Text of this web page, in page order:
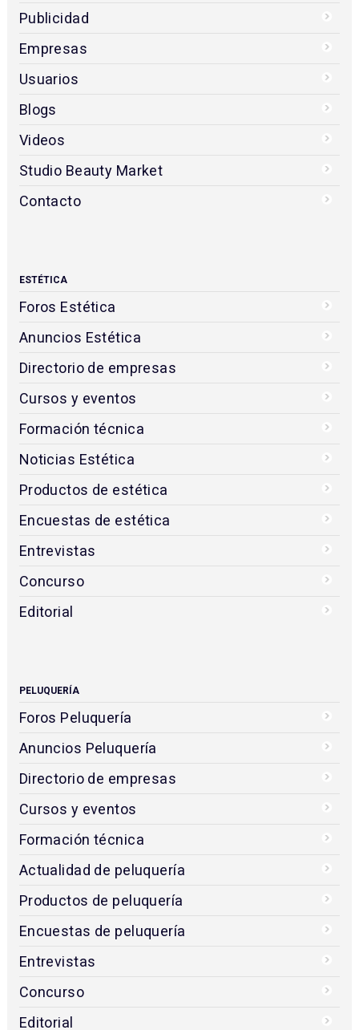
Publicidad
Empresas
Usuarios
Blogs
Videos
Studio Beauty Market
Contacto
ESTÉTICA
Foros Estética
Anuncios Estética
Directorio de empresas
Cursos y eventos
Formación técnica
Noticias Estética
Productos de estética
Encuestas de estética
Entrevistas
Concurso
Editorial
PELUQUERÍA
Foros Peluquería
Anuncios Peluquería
Directorio de empresas
Cursos y eventos
Formación técnica
Actualidad de peluquería
Productos de peluquería
Encuestas de peluquería
Entrevistas
Concurso
Editorial